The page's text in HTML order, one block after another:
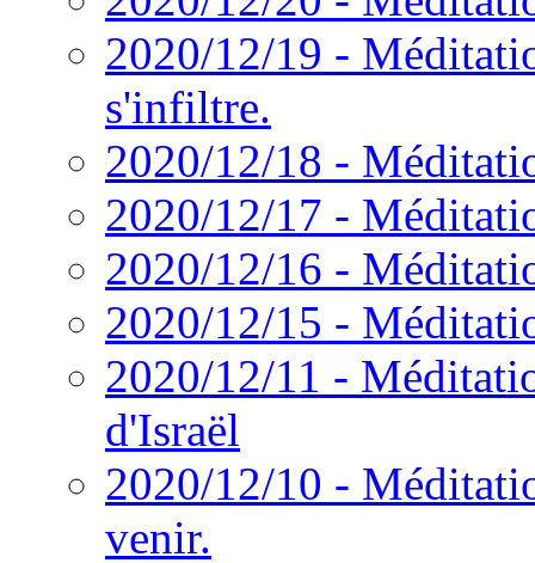
2020/12/19 -
s'infiltre.
2020/12/18 -
2020/12/17 -
2020/12/16 -
2020/12/15 -
2020/12/11 -
d'Israël
2020/12/10 -
venir.